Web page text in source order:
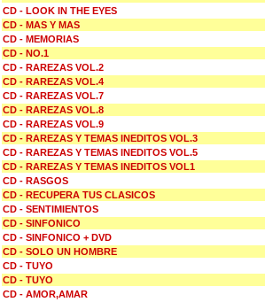
CD - LOOK IN THE EYES
CD - MAS Y MAS
CD - MEMORIAS
CD - NO.1
CD - RAREZAS VOL.2
CD - RAREZAS VOL.4
CD - RAREZAS VOL.7
CD - RAREZAS VOL.8
CD - RAREZAS VOL.9
CD - RAREZAS Y TEMAS INEDITOS VOL.3
CD - RAREZAS Y TEMAS INEDITOS VOL.5
CD - RAREZAS Y TEMAS INEDITOS VOL1
CD - RASGOS
CD - RECUPERA TUS CLASICOS
CD - SENTIMIENTOS
CD - SINFONICO
CD - SINFONICO + DVD
CD - SOLO UN HOMBRE
CD - TUYO
CD - TUYO
CD - AMOR,AMAR